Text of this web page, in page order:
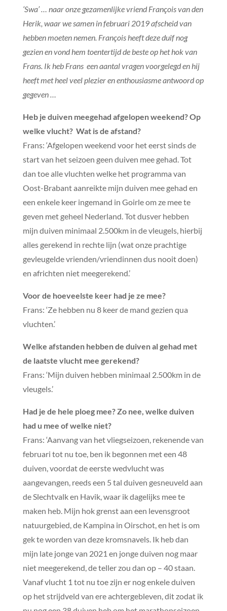
‘Swa’ … naar onze gezamenlijke vriend François van den
Herik, waar we samen in februari 2019 afscheid van
hebben moeten nemen. François heeft deze duif nog
gezien en vond hem toentertijd de beste op het hok van
Frans. Ik heb Frans een aantal vragen voorgelegd en hij
heeft met heel veel plezier en enthousiasme antwoord op
gegeven …
Heb je duiven meegehad afgelopen weekend? Op
welke vlucht? Wat is de afstand?
Frans: ‘Afgelopen weekend voor het eerst sinds de
start van het seizoen geen duiven mee gehad. Tot
dan toe alle vluchten welke het programma van
Oost-Brabant aanreikte mijn duiven mee gehad en
een enkele keer ingemand in Goirle om ze mee te
geven met geheel Nederland. Tot dusver hebben
mijn duiven minimaal 2.500km in de vleugels, hierbij
alles gerekend in rechte lijn (wat onze prachtige
gevleugelde vrienden/vriendinnen dus nooit doen)
en africhten niet meegerekend.’
Voor de hoeveelste keer had je ze mee?
Frans: ‘Ze hebben nu 8 keer de mand gezien qua
vluchten.’
Welke afstanden hebben de duiven al gehad met
de laatste vlucht mee gerekend?
Frans: ‘Mijn duiven hebben minimaal 2.500km in de
vleugels.’
Had je de hele ploeg mee? Zo nee, welke duiven
had u mee of welke niet?
Frans: ‘Aanvang van het vliegseizoen, rekenende van
februari tot nu toe, ben ik begonnen met een 48
duiven, voordat de eerste wedvlucht was
aangevangen, reeds een 5 tal duiven gesneuveld aan
de Slechtvalk en Havik, waar ik dagelijks mee te
maken heb. Mijn hok grenst aan een levensgroot
natuurgebied, de Kampina in Oirschot, en het is om
gek te worden van deze kromsnavels. Ik heb dan
mijn late jonge van 2021 en jonge duiven nog maar
niet meegerekend, de teller zou dan op – 40 staan.
Vanaf vlucht 1 tot nu toe zijn er nog enkele duiven
op het strijdveld van ere achtergebleven, dit zodat ik